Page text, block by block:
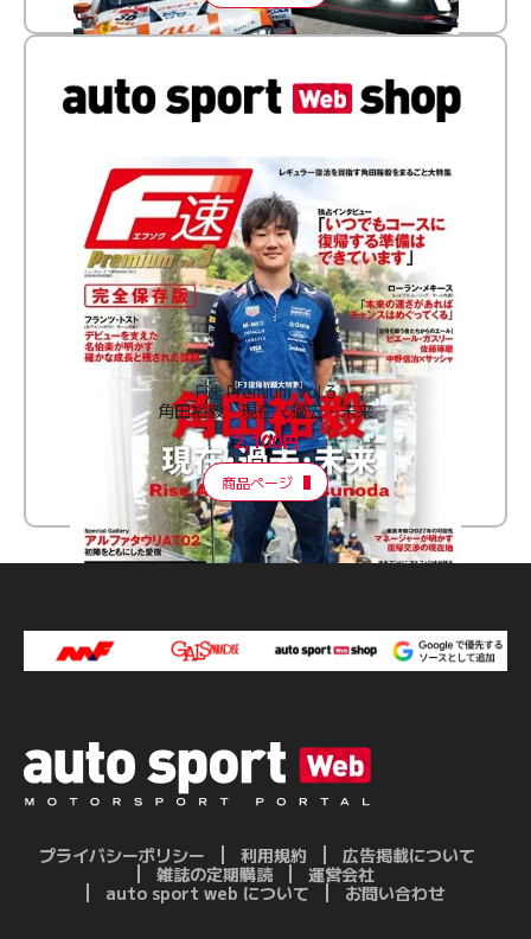
F速 Premium Vol.3
角田裕毅 現在・過去・未来
2,100円
商品ページ
プライバシーポリシー 利用規約
広告掲載について
雑誌の定期購読
運営会社
auto sport web について
お問い合わせ